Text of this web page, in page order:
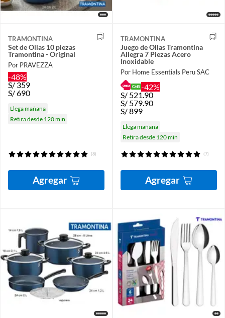
TRAMONTINA
Set de Ollas 10 piezas
Tramontina - Original
Por PRAVEZZA
-48%
S/ 359
S/690
Llega mañana
Retira desde 120 min
(8)
Agregar
TRAMONTINA
Juego de Ollas Tramontina
Allegra 7 Piezas Acero
Inoxidable
Por Home Essentials Peru SAC
-42%
S/ 521.90
S/ 579.90
S/899
Llega mañana
Retira desde 120 min
(7)
Agregar